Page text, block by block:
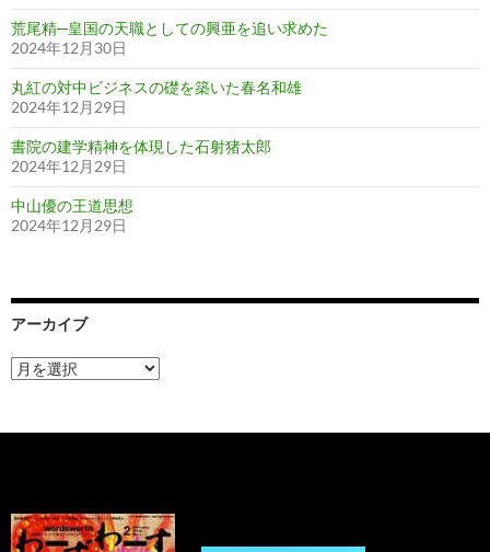
荒尾精─皇国の天職としての興亜を追い求めた
2024年12月30日
丸紅の対中ビジネスの礎を築いた春名和雄
2024年12月29日
書院の建学精神を体現した石射猪太郎
2024年12月29日
中山優の王道思想
2024年12月29日
アーカイブ
ア
ー